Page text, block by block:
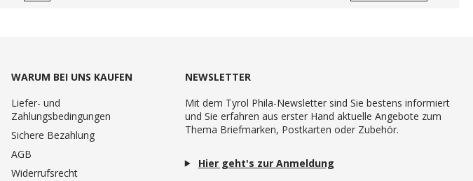
WARUM BEI UNS KAUFEN
Liefer- und
Zahlungsbedingungen
Sichere Bezahlung
AGB
Widerrufsrecht
NEWSLETTER
Mit dem Tyrol Phila-Newsletter sind Sie bestens informiert
und Sie erfahren aus erster Hand aktuelle Angebote zum
Thema Briefmarken, Postkarten oder Zubehör.
Hier geht's zur Anmeldung